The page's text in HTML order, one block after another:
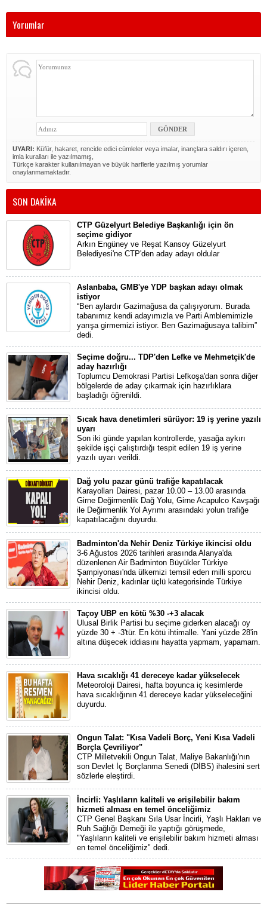
Yorumlar
UYARI: Küfür, hakaret, rencide edici cümleler veya imalar, inançlara saldırı içeren,
imla kuralları ile yazılmamış,
Türkçe karakter kullanılmayan ve büyük harflerle yazılmış yorumlar
onaylanmamaktadır.
SON DAKİKA
CTP Güzelyurt Belediye Başkanlığı için ön
seçime gidiyor
Arkın Engüney ve Reşat Kansoy Güzelyurt
Belediyesi'ne CTP'den aday adayı oldular
Aslanbaba, GMB'ye YDP başkan adayı olmak
istiyor
“Ben aylardır Gazimağusa da çalışıyorum. Burada
tabanımız kendi adayımızla ve Parti Amblemimizle
yarışa girmemizi istiyor. Ben Gazimağusaya talibim”
dedi.
Seçime doğru... TDP'den Lefke ve Mehmetçik'de
aday hazırlığı
Toplumcu Demokrasi Partisi Lefkoşa'dan sonra diğer
bölgelerde de aday çıkarmak için hazırlıklara
başladığı öğrenildi.
Sıcak hava denetimleri sürüyor: 19 iş yerine yazılı
uyarı
Son iki günde yapılan kontrollerde, yasağa aykırı
şekilde işçi çalıştırdığı tespit edilen 19 iş yerine
yazılı uyarı verildi.
Dağ yolu pazar günü trafiğe kapatılacak
Karayolları Dairesi, pazar 10.00 – 13.00 arasında
Girne Değirmenlik Dağ Yolu, Girne Acapulco Kavşağı
ile Değirmenlik Yol Ayrımı arasındaki yolun trafiğe
kapatılacağını duyurdu.
Badminton'da Nehir Deniz Türkiye ikincisi oldu
3-6 Ağustos 2026 tarihleri arasında Alanya'da
düzenlenen Air Badminton Büyükler Türkiye
Şampiyonası'nda ülkemizi temsil eden milli sporcu
Nehir Deniz, kadınlar üçlü kategorisinde Türkiye
ikincisi oldu.
Taçoy UBP en kötü %30 -+3 alacak
Ulusal Birlik Partisi bu seçime giderken alacağı oy
yüzde 30 + -3'tür. En kötü ihtimalle. Yani yüzde 28'in
altına düşecek iddiasını hayatta yapmam, yapamam.
Hava sıcaklığı 41 dereceye kadar yükselecek
Meteoroloji Dairesi, hafta boyunca iç kesimlerde
hava sıcaklığının 41 dereceye kadar yükseleceğini
duyurdu.
Ongun Talat: "Kısa Vadeli Borç, Yeni Kısa Vadeli
Borçla Çevriliyor"
CTP Milletvekili Ongun Talat, Maliye Bakanlığı'nın
son Devlet İç Borçlanma Senedi (DİBS) ihalesini sert
sözlerle eleştirdi.
İncirli: Yaşlıların kaliteli ve erişilebilir bakım
hizmeti alması en temel önceliğimiz
CTP Genel Başkanı Sıla Usar İncirli, Yaşlı Hakları ve
Ruh Sağlığı Derneği ile yaptığı görüşmede,
"Yaşlıların kaliteli ve erişilebilir bakım hizmeti alması
en temel önceliğimiz" dedi.